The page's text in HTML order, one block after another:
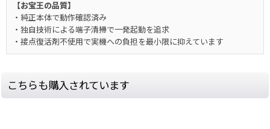
【お宝王の品質】
・純正本体で動作確認済み
・独自技術による端子清掃で一発起動を追求
・接点復活剤不使用で実機への負担を最小限に抑えています
こちらも購入されています